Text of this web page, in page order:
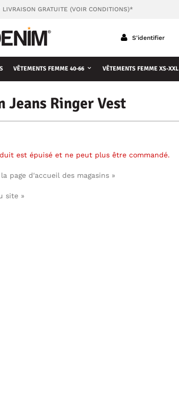
LIVRAISON GRATUITE (VOIR CONDITIONS)*
S'identifier
VÊTEMENTS FEMME 40-66 VÊTEMENTS FEMME XS-XXL
Jeans Ringer Vest
est épuisé et ne peut plus être commandé.
page d'accueil des magasins »
site »